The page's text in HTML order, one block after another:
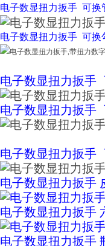
电子数显扭力扳手 可换
电子数显扭力扳手 可换
电子数显扭力扳手
电子数显扭力扳手
电子数显扭力扳手
电子数显扭力扳手
电子数显扭力扳手
电子数显扭力扳手